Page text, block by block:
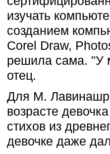
изучать
созданием
Corel Draw,
решила сама. "У
отец.
Для М.
возрасте
стихов из
девочке даже